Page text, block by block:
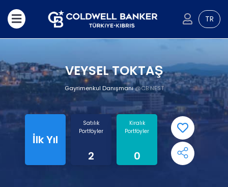
TR
VEYSEL TOKTAŞ
Gayrimenkul Danışmanı@CB NEST
İlk Yıl
Satılık
Portföyler
2
Kiralık
Portföyler
0